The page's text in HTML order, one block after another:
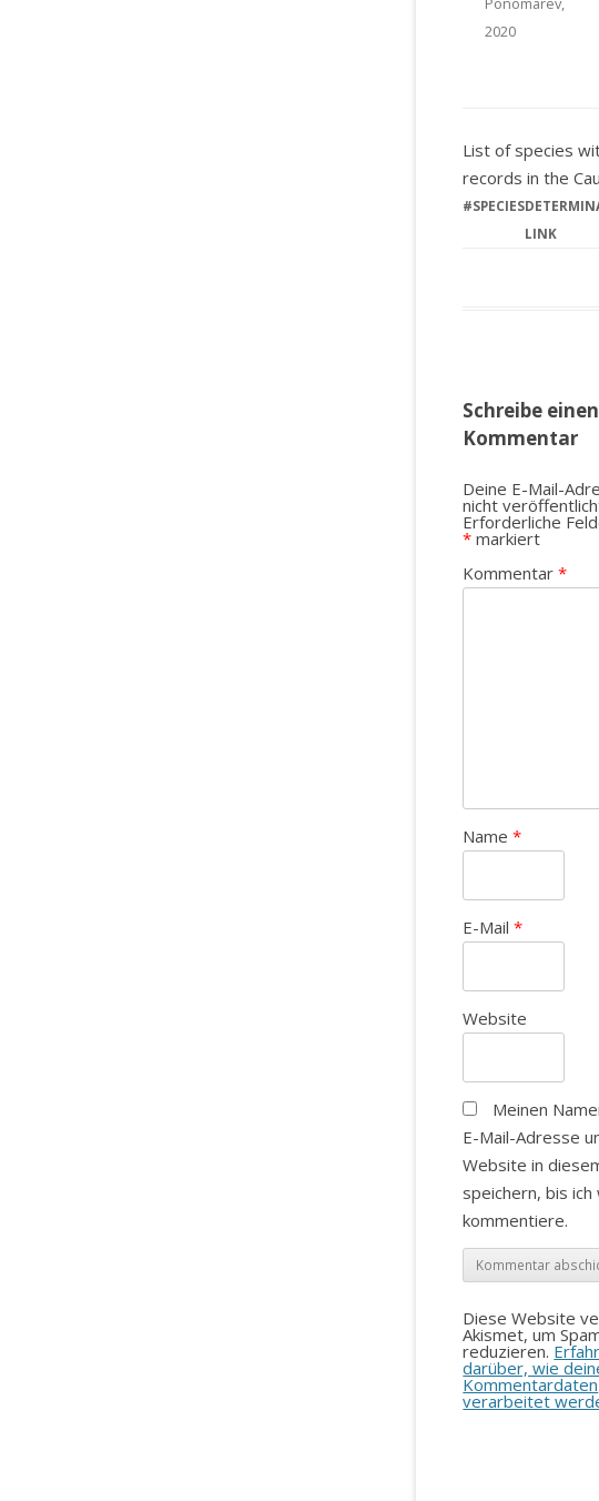
2020
List of species
records in the
#SPECIES
LINK
Schreibe einen
Kommentar
Deine E-Mail-
nicht
Erforderliche
* markiert
Kommentar*
Name*
E-Mail*
Website
Meinen
E-Mail-Adresse
Website in
speichern, bis
kommentiere.
Diese Website
Akismet, um
reduzieren.
darüber, wie
Kommentardaten
verarbeitet